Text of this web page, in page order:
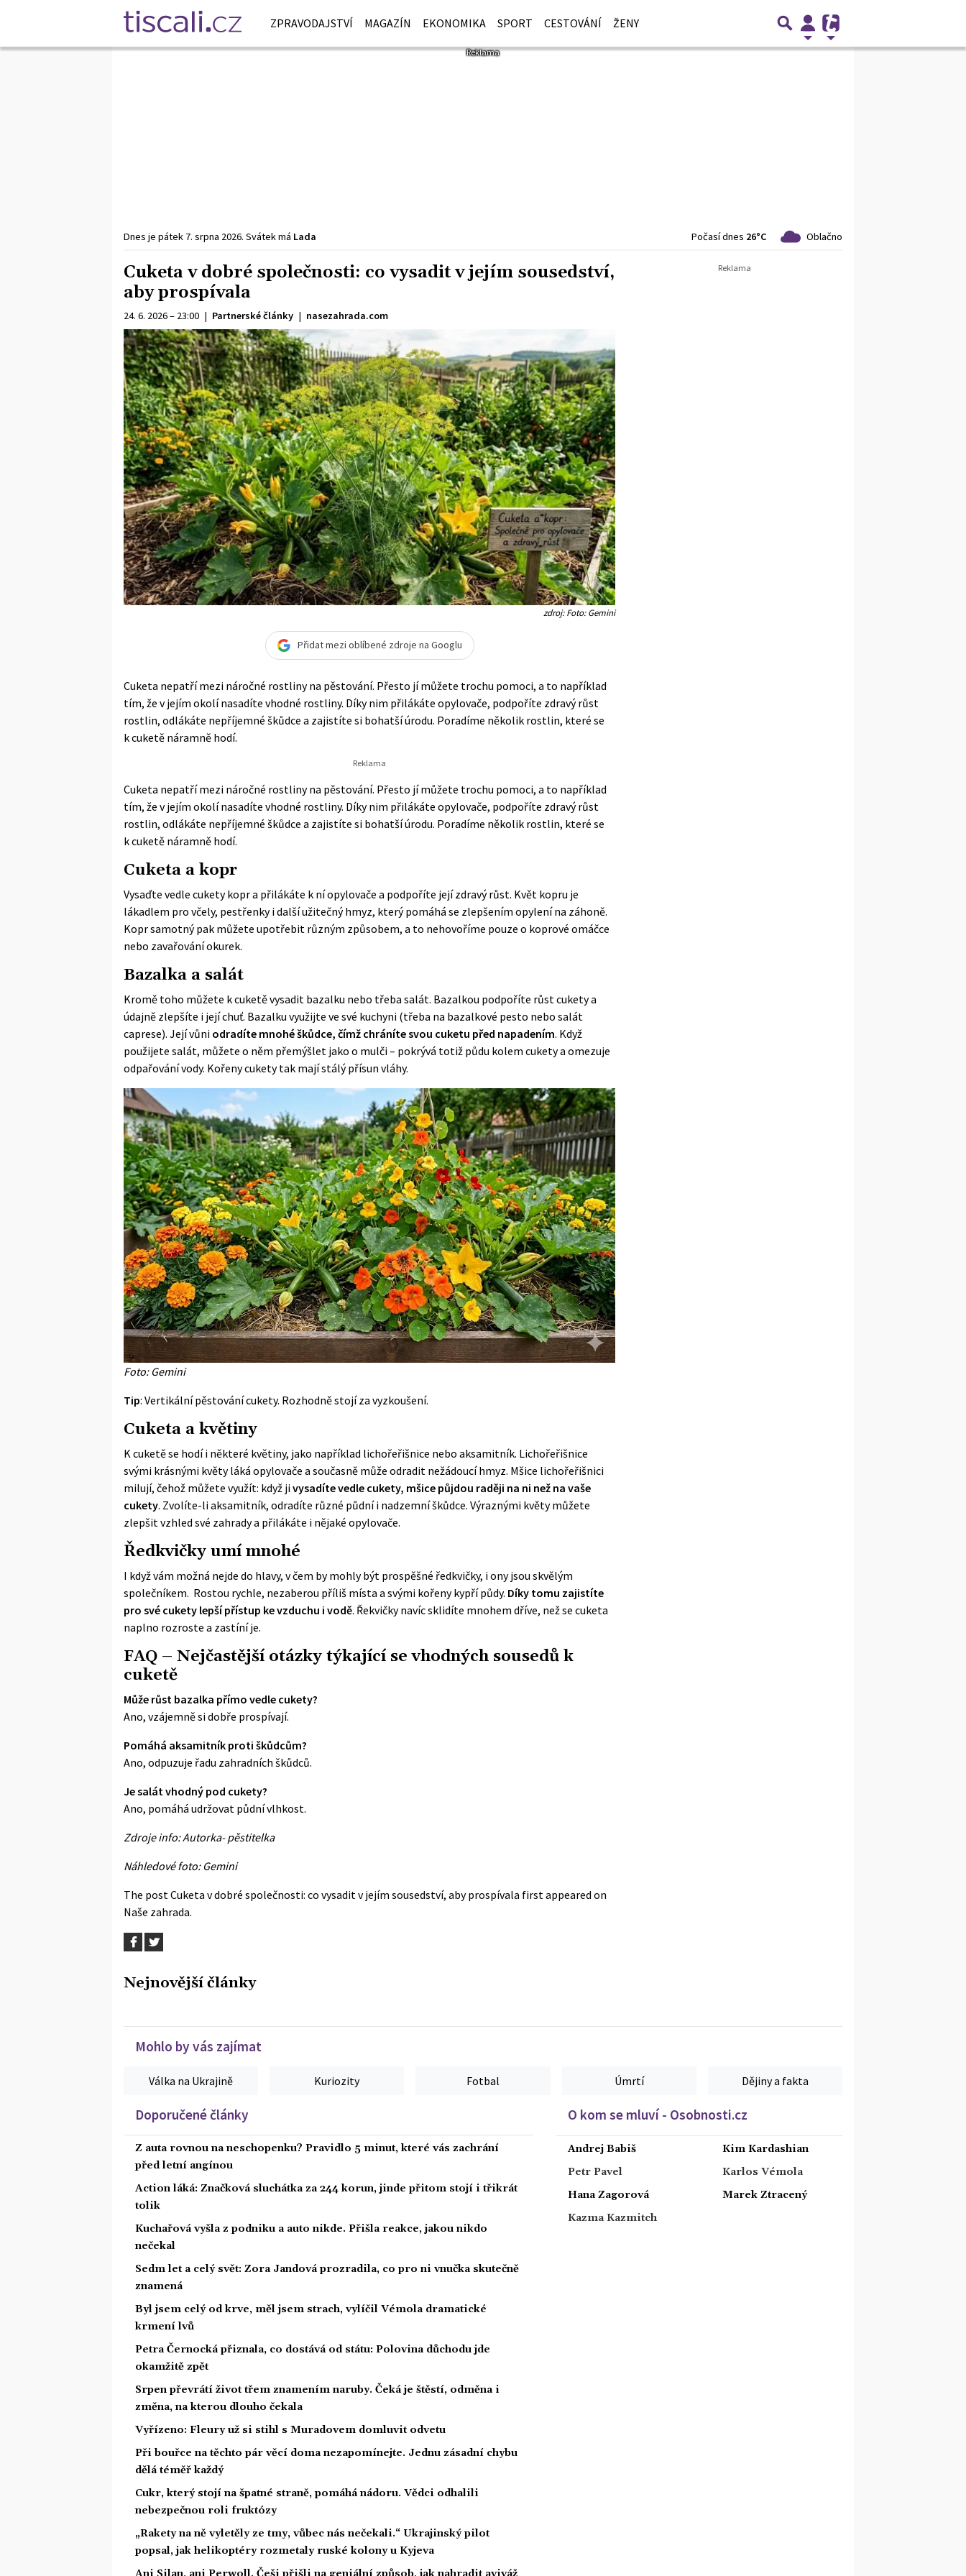
ZPRAVODAJSTVÍ MAGAZÍN EKONOMIKA SPORT CESTOVÁNÍ ŽENY
Dnes je pátek 7. srpna 2026. Svátek má Lada Počasí dnes 26°C Oblačno
Cuketa v dobré společnosti: co vysadit v jejím sousedství,
aby prospívala
24. 6. 2026 – 23:00 | Partnerské články | nasezahrada.com
zdroj: Foto: Gemini
Přidat mezi oblíbené zdroje na Googlu
Cuketa nepatří mezi náročné rostliny na pěstování. Přesto jí můžete trochu pomoci, a to například
tím, že v jejím okolí nasadíte vhodné rostliny. Díky nim přilákáte opylovače, podpoříte zdravý růst
rostlin, odlákáte nepříjemné škůdce a zajistíte si bohatší úrodu. Poradíme několik rostlin, které se
k cuketě náramně hodí.
Cuketa nepatří mezi náročné rostliny na pěstování. Přesto jí můžete trochu pomoci, a to například
tím, že v jejím okolí nasadíte vhodné rostliny. Díky nim přilákáte opylovače, podpoříte zdravý růst
rostlin, odlákáte nepříjemné škůdce a zajistíte si bohatší úrodu. Poradíme několik rostlin, které se
k cuketě náramně hodí.
Cuketa a kopr
Vysaďte vedle cukety kopr a přilákáte k ní opylovače a podpoříte její zdravý růst. Květ kopru je
lákadlem pro včely, pestřenky i další užitečný hmyz, který pomáhá se zlepšením opylení na záhoně.
Kopr samotný pak můžete upotřebit různým způsobem, a to nehovoříme pouze o koprové omáčce
nebo zavařování okurek.
Bazalka a salát
Kromě toho můžete k cuketě vysadit bazalku nebo třeba salát. Bazalkou podpoříte růst cukety a
údajně zlepšíte i její chuť. Bazalku využijte ve své kuchyni (třeba na bazalkové pesto nebo salát
caprese). Její vůni odradíte mnohé škůdce, čímž chráníte svou cuketu před napadením. Když
použijete salát, můžete o něm přemýšlet jako o mulči – pokrývá totiž půdu kolem cukety a omezuje
odpařování vody. Kořeny cukety tak mají stálý přísun vláhy.
Foto: Gemini
Tip: Vertikální pěstování cukety. Rozhodně stojí za vyzkoušení.
Cuketa a květiny
K cuketě se hodí i některé květiny, jako například lichořeřišnice nebo aksamitník. Lichořeřišnice
svými krásnými květy láká opylovače a současně může odradit nežádoucí hmyz. Mšice lichořeřišnici
milují, čehož můžete využít: když jivysadíte vedle cukety, mšice půjdou raději na ni než na vaše
cukety. Zvolíte-li aksamitník, odradíte různé půdní i nadzemní škůdce. Výraznými květy můžete
zlepšit vzhled své zahrady a přilákáte i nějaké opylovače.
Ředkvičky umí mnohé
I když vám možná nejde do hlavy, v čem by mohly být prospěšné ředkvičky, i ony jsou skvělým
společníkem. Rostou rychle, nezaberou příliš místa a svými kořeny kypří půdy. Díky tomu zajistíte
pro své cukety lepší přístup ke vzduchu i vodě. Řekvičky navíc sklidíte mnohem dříve, než se cuketa
naplno rozroste a zastíní je.
FAQ – Nejčastější otázky týkající se vhodných sousedů k
cuketě
Může růst bazalka přímo vedle cukety?
Ano, vzájemně si dobře prospívají.
Pomáhá aksamitník proti škůdcům?
Ano, odpuzuje řadu zahradních škůdců.
Je salát vhodný pod cukety?
Ano, pomáhá udržovat půdní vlhkost.
Zdroje info: Autorka- pěstitelka
Náhledové foto: Gemini
The post Cuketa v dobré společnosti: co vysadit v jejím sousedství, aby prospívala first appeared on
Naše zahrada.
Nejnovější články
Mohlo by vás zajímat
Válka na Ukrajině Kuriozity Fotbal Úmrtí Dějiny a fakta
Doporučené články
Z auta rovnou na neschopenku? Pravidlo 5 minut, které vás zachrání
před letní angínou
Action láká: Značková sluchátka za 244 korun, jinde přitom stojí i třikrát
tolik
Kuchařová vyšla z podniku a auto nikde. Přišla reakce, jakou nikdo
nečekal
Sedm let a celý svět: Zora Jandová prozradila, co pro ni vnučka skutečně
znamená
Byl jsem celý od krve, měl jsem strach, vylíčil Vémola dramatické
krmení lvů
Petra Černocká přiznala, co dostává od státu: Polovina důchodu jde
okamžitě zpět
Srpen převrátí život třem znamením naruby. Čeká je štěstí, odměna i
změna, na kterou dlouho čekala
Vyřízeno: Fleury už si stihl s Muradovem domluvit odvetu
Při bouřce na těchto pár věcí doma nezapomínejte. Jednu zásadní chybu
dělá téměř každý
Cukr, který stojí na špatné straně, pomáhá nádoru. Vědci odhalili
nebezpečnou roli fruktózy
„Rakety na ně vyletěly ze tmy, vůbec nás nečekali.“ Ukrajinský pilot
popsal, jak helikoptéry rozmetaly ruské kolony u Kyjeva
O kom se mluví - Osobnosti.cz
Andrej Babiš
Petr Pavel
Hana Zagorová
Kazma Kazmitch
Kim Kardashian
Karlos Vémola
Marek Ztracený